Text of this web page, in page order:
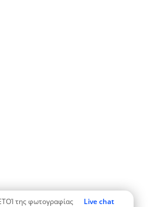
της φωτογραφίας Live chat